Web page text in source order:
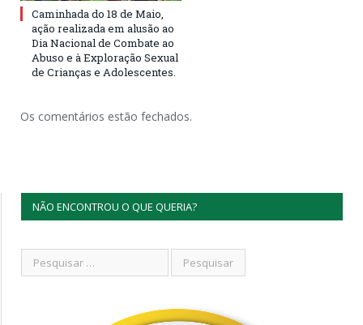
Caminhada do 18 de Maio,
ação realizada em alusão ao
Dia Nacional de Combate ao
Abuso e à Exploração Sexual
de Crianças e Adolescentes.
Os comentários estão fechados.
NÃO ENCONTROU O QUE QUERIA?